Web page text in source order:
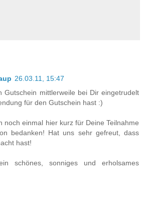
26.03.11, 15:47
Gutschein mittlerweile bei Dir eingetrudelt
für den Gutschein hast :)
noch einmal hier kurz für Deine Teilnahme
bedanken! Hat uns sehr gefreut, dass
hast!
schönes, sonniges und erholsames